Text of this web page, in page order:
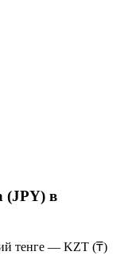
(JPY) в
тенге — KZT (₸)